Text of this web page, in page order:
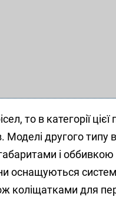
то в категорії
Моделі другого
і оббивкою
оснащуються
коліщатками для